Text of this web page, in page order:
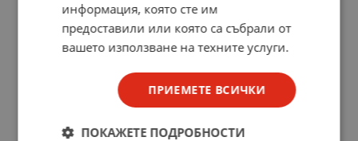
информация, която сте им
предоставили или която са събрали от
вашето използване на техните услуги.
ПРИЕМЕТЕ ВСИЧКИ
ПОКАЖЕТЕ ПОДРОБНОСТИ